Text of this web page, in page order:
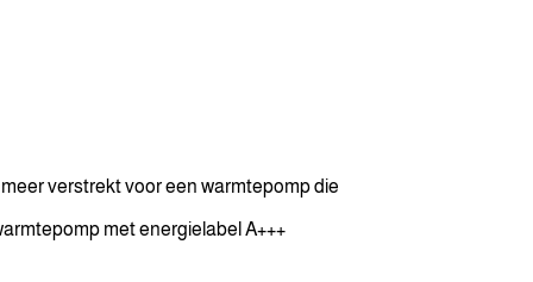
verstrekt voor een warmtepomp die
met energielabel A+++